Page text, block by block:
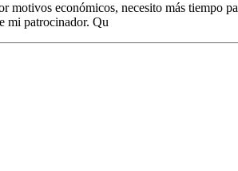
económicos, necesito más tiempo
mi patrocinador. Qu